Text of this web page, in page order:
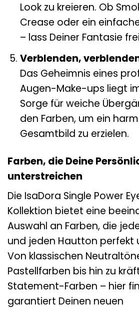
Look zu kreieren. Ob
Crease oder ein
– lass Deiner Fantasie
Verblenden,
Das Geheimnis eines
Augen-Make-ups liegt
Sorge für weiche
den Farben, um ein
Gesamtbild zu erzielen.
Farben, die Deine
unterstreichen
Die IsaDora Single Power
Kollektion bietet eine
Auswahl an Farben, die
und jeden Hautton perfekt
Von klassischen
Pastellfarben bis hin zu
Statement-Farben – hier
garantiert Deinen neuen